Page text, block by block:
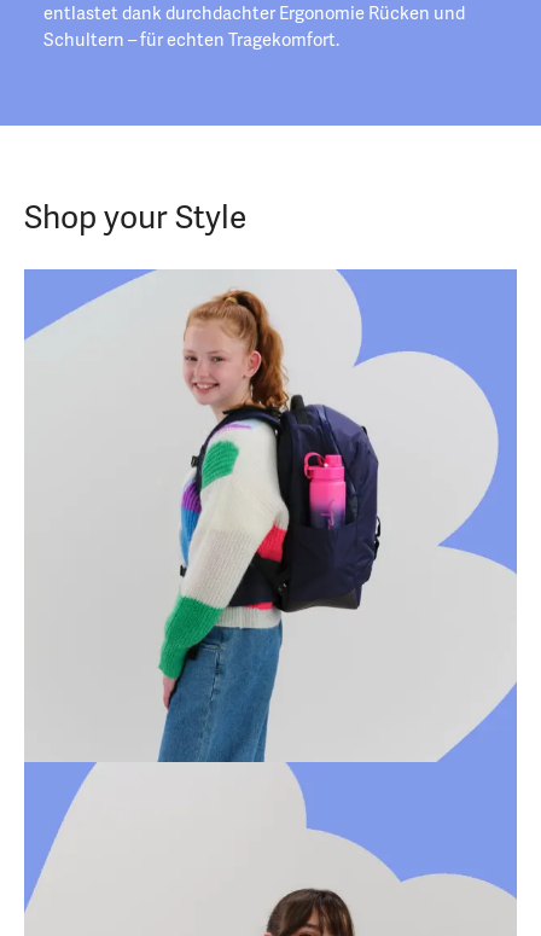
entlastet dank durchdachter Ergonomie Rücken und
Schultern – für echten Tragekomfort.
Shop your Style